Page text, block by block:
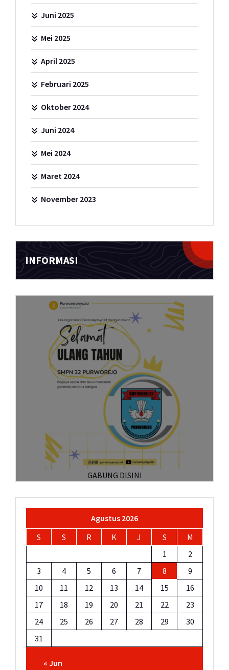
Juni 2025
Mei 2025
April 2025
Februari 2025
Oktober 2024
Juni 2024
Mei 2024
Maret 2024
November 2023
INFORMASI
GABUNG DISINI
Agustus 2026
S
S R K J S
M
1
2
3
4 5 6 7 8
9
10
11 12 13 14 15
16
17
18 19 20 21 22
23
24
25 26 27 28 29
30
31
« Jun